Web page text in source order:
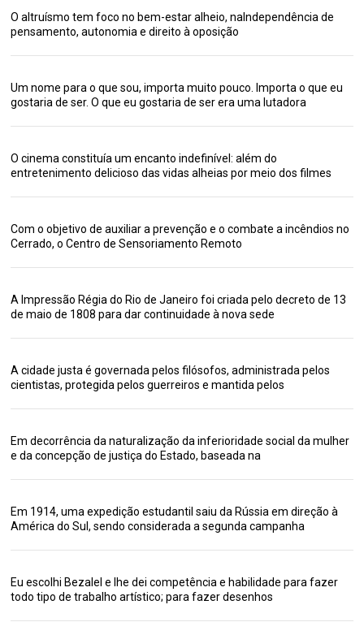
O altruísmo tem foco no bem-estar alheio, naIndependência de
pensamento, autonomia e direito à oposição
Um nome para o que sou, importa muito pouco. Importa o que eu
gostaria de ser. O que eu gostaria de ser era uma lutadora
O cinema constituía um encanto indefinível: além do
entretenimento delicioso das vidas alheias por meio dos filmes
Com o objetivo de auxiliar a prevenção e o combate a incêndios no
Cerrado, o Centro de Sensoriamento Remoto
A Impressão Régia do Rio de Janeiro foi criada pelo decreto de 13
de maio de 1808 para dar continuidade à nova sede
A cidade justa é governada pelos filósofos, administrada pelos
cientistas, protegida pelos guerreiros e mantida pelos
Em decorrência da naturalização da inferioridade social da mulher
e da concepção de justiça do Estado, baseada na
Em 1914, uma expedição estudantil saiu da Rússia em direção à
América do Sul, sendo considerada a segunda campanha
Eu escolhi Bezalel e lhe dei competência e habilidade para fazer
todo tipo de trabalho artístico; para fazer desenhos